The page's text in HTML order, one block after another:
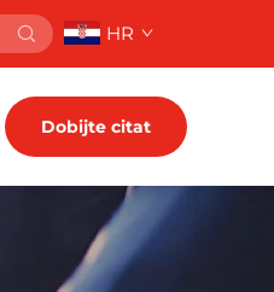
HR
Dobijte citat